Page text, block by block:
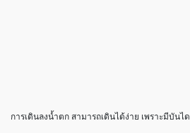
การเดินลงน้ำตก สามารถเดินได้ง่าย เพราะมีบันได